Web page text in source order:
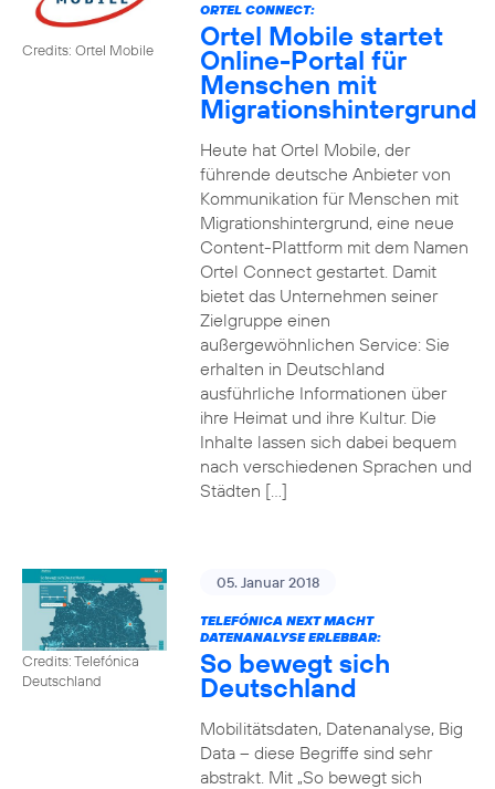
Credits: Ortel Mobile
ORTEL CONNECT:
Ortel Mobile startet
Online-Portal für
Menschen mit
Migrationshintergrund
Heute hat Ortel Mobile, der
führende deutsche Anbieter von
Kommunikation für Menschen mit
Migrationshintergrund, eine neue
Content-Plattform mit dem Namen
Ortel Connect gestartet. Damit
bietet das Unternehmen seiner
Zielgruppe einen
außergewöhnlichen Service: Sie
erhalten in Deutschland
ausführliche Informationen über
ihre Heimat und ihre Kultur. Die
Inhalte lassen sich dabei bequem
nach verschiedenen Sprachen und
Städten […]
Credits: Telefónica
Deutschland
05. Januar 2018
TELEFÓNICA NEXT MACHT
DATENANALYSE ERLEBBAR:
So bewegt sich
Deutschland
Mobilitätsdaten, Datenanalyse, Big
Data – diese Begriffe sind sehr
abstrakt. Mit „So bewegt sich